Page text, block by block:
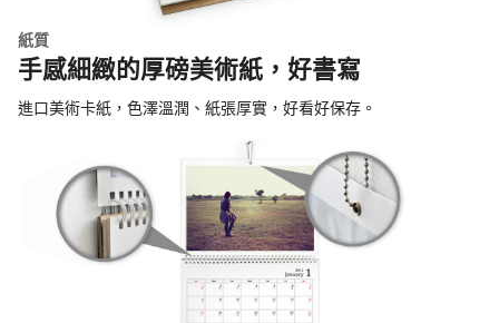
紙質
手感細緻的厚磅美術紙，好書寫
進口美術卡紙，色澤溫潤、紙張厚實，好看好保存。